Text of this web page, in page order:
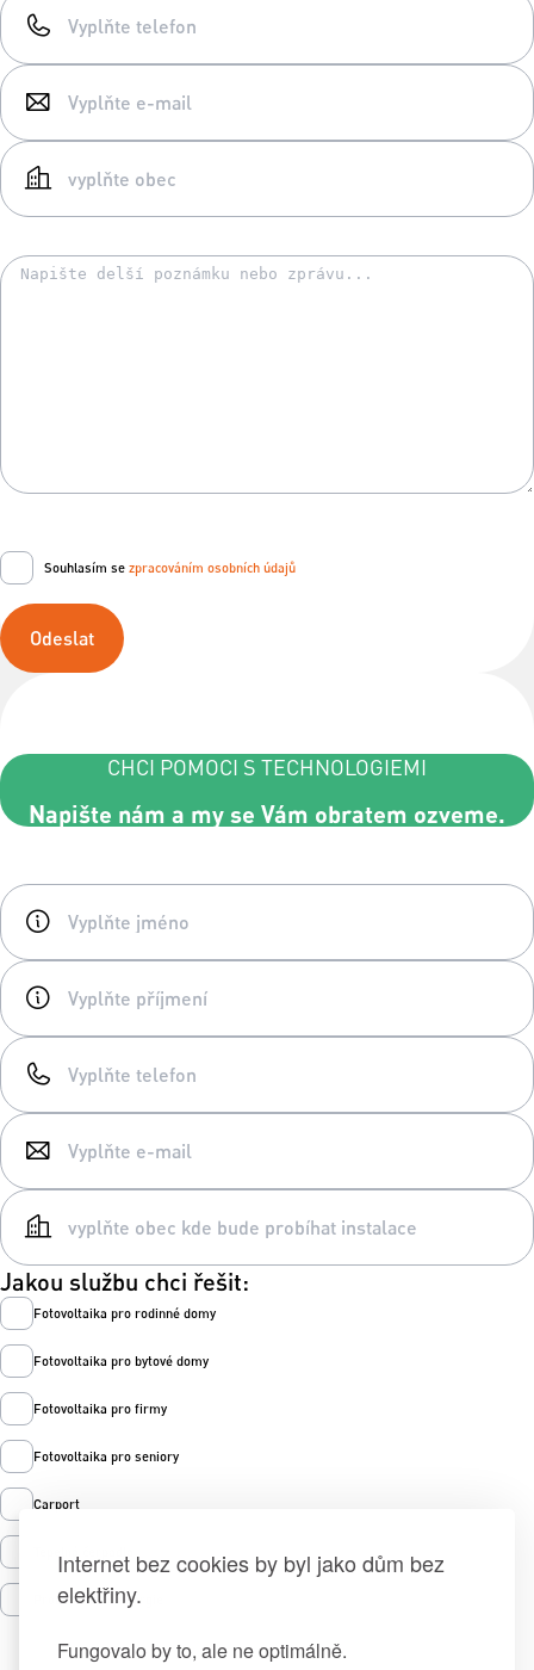
Internet bez cookies by byl jako dům bez
elektřiny.
Fungovalo by to, ale ne optimálně.
Souhlasím se zpracováním osobních údajů
Odeslat
CHCI POMOCI S TECHNOLOGIEMI
Napište nám a my se Vám obratem ozveme.
Jakou službu chci řešit:
Fotovoltaika pro rodinné domy
Fotovoltaika pro bytové domy
Fotovoltaika pro firmy
Fotovoltaika pro seniory
Carport
Prodej zelené energie